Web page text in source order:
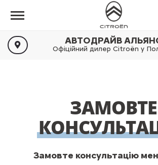
АВТОДРАЙВ
Офіційний дилер Citroën у
ЗАМОВТЕ
Замовте консультацію